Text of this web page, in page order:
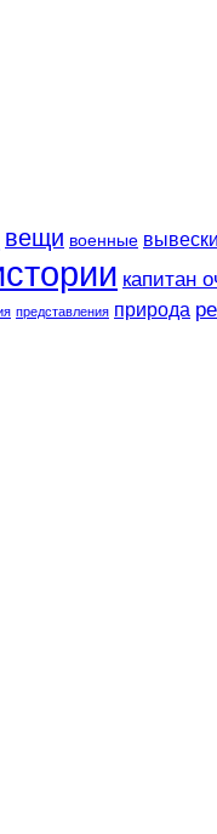
вещи военные вывески
капитан
представления природа